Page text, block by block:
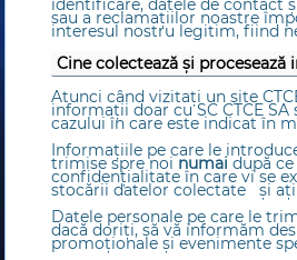
identificare, datele de contact
sau a reclamațiilor noastre
interesul nostru legitim, fiind
Cine colectează și procesează
Atunci când vizitați un site
informații doar cu SC CTCE
cazului în care este indicat în
Informațiile pe care le
trimise spre noi numai după
confidențialitate în care vi se
stocării datelor colectate şi
Datele personale pe care le
dacă doriți, să vă informăm
promoționale și evenimente